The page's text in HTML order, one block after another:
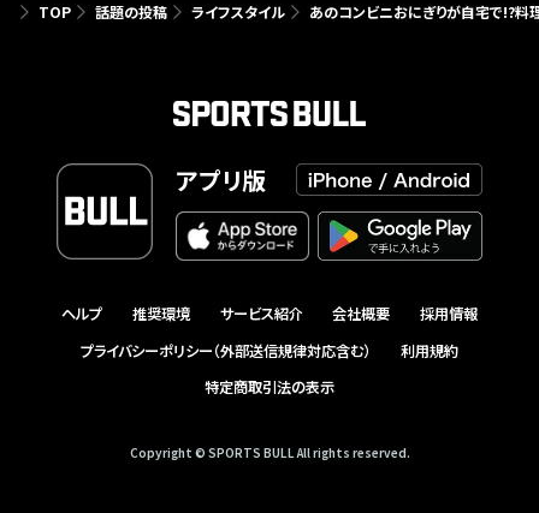
TOP 話題の投稿 ライフスタイル あのコンビニおにぎりが自宅で!?料
アプリ版
ヘルプ 推奨環境 サービス紹介 会社概要
採用情報
プライバシーポリシー（外部送信規律対応含む）
利用規約
特定商取引法の表示
Copyright © SPORTS BULL All rights reserved.